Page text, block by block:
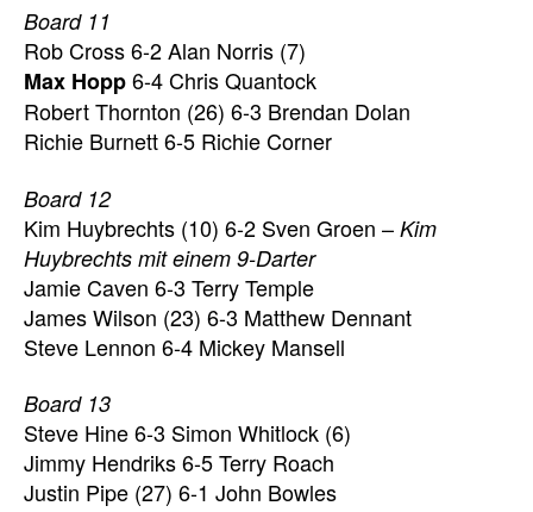
Board 11
Rob Cross 6-2 Alan Norris (7)
Max Hopp6-4 Chris Quantock
Robert Thornton (26) 6-3 Brendan Dolan
Richie Burnett 6-5 Richie Corner
Board 12
Kim Huybrechts (10) 6-2 Sven Groen – Kim
Huybrechts mit einem 9-Darter
Jamie Caven 6-3 Terry Temple
James Wilson (23) 6-3 Matthew Dennant
Steve Lennon 6-4 Mickey Mansell
Board 13
Steve Hine 6-3 Simon Whitlock (6)
Jimmy Hendriks 6-5 Terry Roach
Justin Pipe (27) 6-1 John Bowles